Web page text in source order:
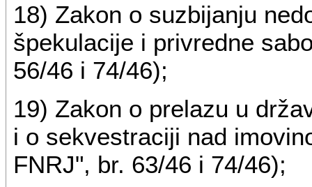
18) Zakon o suzbijanju
špekulacije i privredne
56/46 i 74/46);
19) Zakon o prelazu u
i o sekvestraciji nad
FNRJ", br. 63/46 i 74/46);